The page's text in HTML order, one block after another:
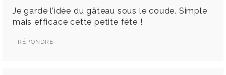
Je garde l’idée du gâteau sous le coude. Simple
mais efficace cette petite fête !
RÉPONDRE